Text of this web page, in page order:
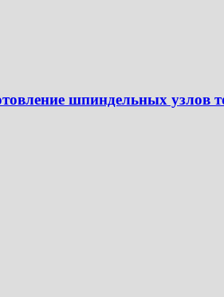
шпиндельных узлов